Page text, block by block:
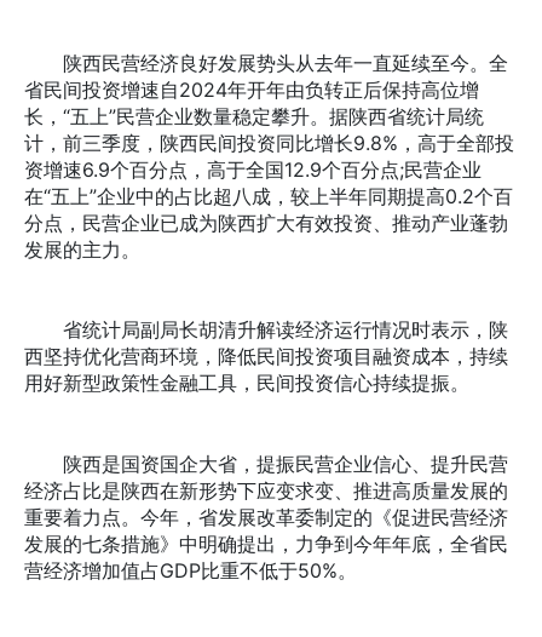
陕西民营经济良好发展势头从去年一直延续至今。全
省民间投资增速自2024年开年由负转正后保持高位增
长，“五上”民营企业数量稳定攀升。据陕西省统计局统
计，前三季度，陕西民间投资同比增长9.8%，高于全部投
资增速6.9个百分点，高于全国12.9个百分点;民营企业
在“五上”企业中的占比超八成，较上半年同期提高0.2个百
分点，民营企业已成为陕西扩大有效投资、推动产业蓬勃
发展的主力。
省统计局副局长胡清升解读经济运行情况时表示，陕
西坚持优化营商环境，降低民间投资项目融资成本，持续
用好新型政策性金融工具，民间投资信心持续提振。
陕西是国资国企大省，提振民营企业信心、提升民营
经济占比是陕西在新形势下应变求变、推进高质量发展的
重要着力点。今年，省发展改革委制定的《促进民营经济
发展的七条措施》中明确提出，力争到今年年底，全省民
营经济增加值占GDP比重不低于50%。